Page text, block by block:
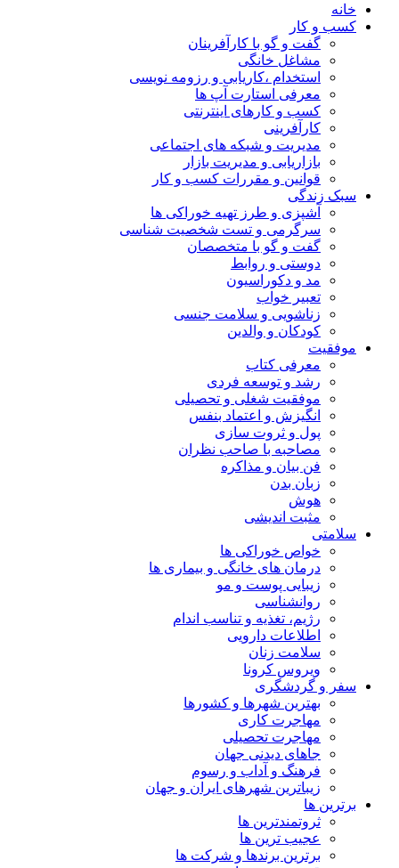
خانه
کسب و کار
گفت و گو با کارآفرینان
مشاغل خانگی
استخدام ،کاریابی و رزومه نویسی
معرفی استارت آپ ها
کسب و کارهای اینترنتی
کارآفرینی
مدیریت و شبکه های اجتماعی
بازاریابی و مدیریت بازار
قوانین و مقررات کسب و کار
سبک زندگی
آشپزی و طرز تهیه خوراکی ها
سرگرمی و تست شخصیت شناسی
گفت و گو با متخصصان
دوستی و روابط
مد و دکوراسیون
تعبیر خواب
زناشویی و سلامت جنسی
کودکان و والدین
موفقیت
معرفی کتاب
رشد و توسعه فردی
موفقیت شغلی و تحصیلی
انگیزش و اعتماد بنفس
پول و ثروت سازی
مصاحبه با صاحب نظران
فن بیان و مذاکره
زبان بدن
هوش
مثبت اندیشی
سلامتی
خواص خوراکی ها
درمان های خانگی و بیماری ها
زیبایی پوست و مو
روانشناسی
رژیم، تغذیه و تناسب اندام
اطلاعات دارویی
سلامت زنان
ویروس کرونا
سفر و گردشگری
بهترین شهرها و کشورها
مهاجرت کاری
مهاجرت تحصیلی
جاهای دیدنی جهان
فرهنگ و آداب و رسوم
زیباترین شهرهای ایران و جهان
برترین ها
ثروتمندترین ها
عجیب ترین ها
برترین برندها و شرکت ها